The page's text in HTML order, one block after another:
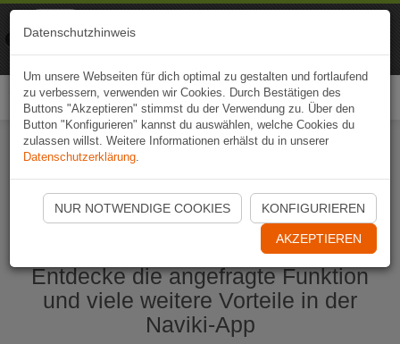
Naviki App jetzt öffnen
Entdecke die angefragte Funktion
und viele weitere Vorteile in der
Naviki-App
Datenschutzhinweis
Um unsere Webseiten für dich optimal zu gestalten und fortlaufend
zu verbessern, verwenden wir Cookies. Durch Bestätigen des
Buttons "Akzeptieren" stimmst du der Verwendung zu. Über den
Button "Konfigurieren" kannst du auswählen, welche Cookies du
zulassen willst. Weitere Informationen erhälst du in unserer
Datenschutzerklärung.
NUR NOTWENDIGE COOKIES KONFIGURIEREN
AKZEPTIEREN
Naviki